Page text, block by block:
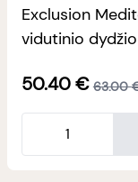
Exclusion
vidutinio
50.40€ 63.00